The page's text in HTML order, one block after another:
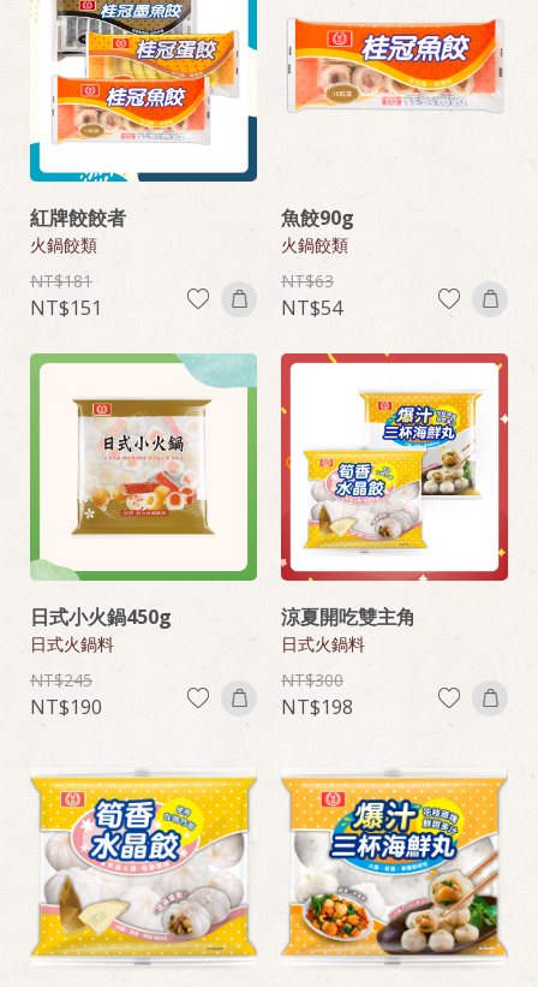
紅牌餃餃者
火鍋餃類
181
151
魚餃90g
火鍋餃類
63
54
日式小火鍋450g
日式火鍋料
245
190
涼夏開吃雙主角
日式火鍋料
300
198